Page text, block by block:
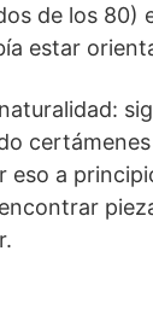
de los 80)
estar
eso a